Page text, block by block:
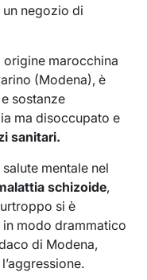
negozio di
marocchina
(Modena), è
sostanze
ma disoccupato e
sanitari.
mentale nel
schizoide,
si è
modo drammatico
di Modena,